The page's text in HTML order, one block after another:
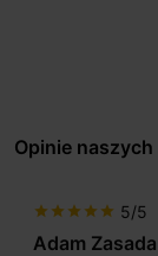
Opinie
star star star star star 5/5
Adam Zasada